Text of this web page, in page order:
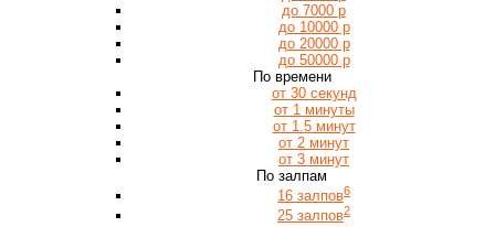
до 7000 р
до 10000 р
до 20000 р
до 50000 р
По времени
от 30 секунд
от 1 минуты
от 1.5 минут
от 2 минут
от 3 минут
По залпам
16 залпов6
25 залпов2